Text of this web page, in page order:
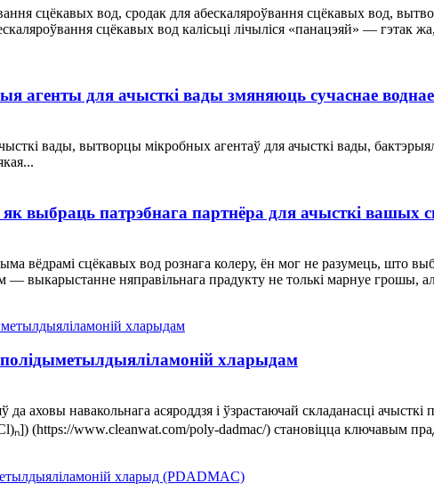
сцёкавых вод, сродак для абескаляроўвання сцёкавых вод,
сцёкавых вод калісьці лічыліся «панацэяй» — гэтак
агенты для ачысткі вады змяняюць сучаснае воднае
вады, вытворцы мікробных агентаў для ачысткі вады,
выбраць патрэбнага партнёра для ачысткі вашых
вёдрамі сцёкавых вод рознага колеру, ён мог не разумець, што
выкарыстанне няправільнага прадукту не толькі марнуе грошы,
хларыдам
да аховы навакольнага асяроддзя і ўзрастаючай складанасці
(https://www.cleanwat.com/poly-dadmac/) становіцца ключавым